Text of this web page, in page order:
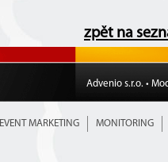
zpět na
Advenio s.r.o. •
EVENT MARKETING MONITORING